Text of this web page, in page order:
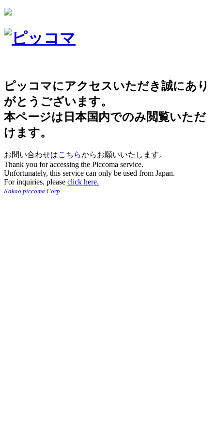
ピッコマにアクセスいただき誠にあり
がとうございます。
本ページは日本国内でのみ閲覧いただ
けます。
お問い合わせはこちらからお願いいたします。
Thank you for accessing the Piccoma service.
Unfortunately, this service can only be used from Japan.
For inquiries, please click here.
Kakao piccoma Corp.